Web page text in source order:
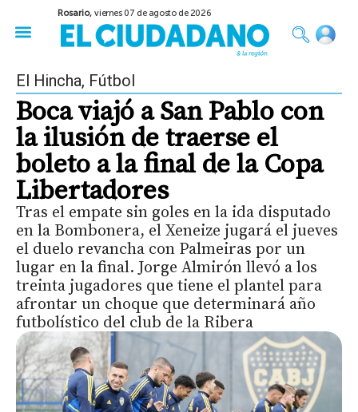
Rosario,viernes 07 de agosto de 2026
El Hincha, Fútbol
Boca viajó a San Pablo con
la ilusión de traerse el
boleto a la final de la Copa
Libertadores
Tras el empate sin goles en la ida disputado
en la Bombonera, el Xeneize jugará el jueves
el duelo revancha con Palmeiras por un
lugar en la final. Jorge Almirón llevó a los
treinta jugadores que tiene el plantel para
afrontar un choque que determinará año
futbolístico del club de la Ribera